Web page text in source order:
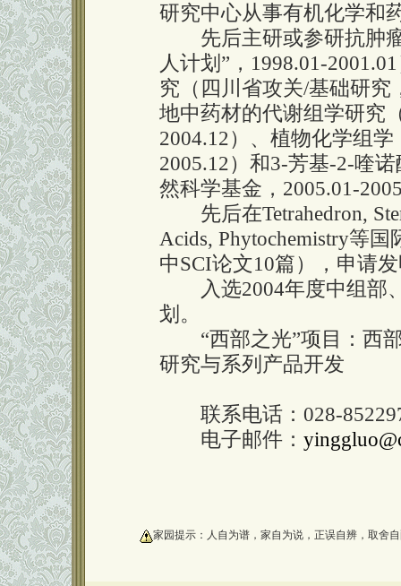
研究中心从事有机化学和
先后主研或参研抗肿瘤
人计划”，1998.01-
究（四川省攻关/基础研究
地中药材的代谢组学研究
2004.12）、植物化学组
2005.12）和3-芳基-2-喹
然科学基金，2005.01-
先后在Tetrahedron,
Acids, Phytochemistry等
中SCI论文10篇），申请
入选2004年度中组部、
划。
“西部之光”项目：西部
研究与系列产品开发
联系电话：028-
电子邮件：
家园提示：人自为谱，家自为说，正误自辨，取舍